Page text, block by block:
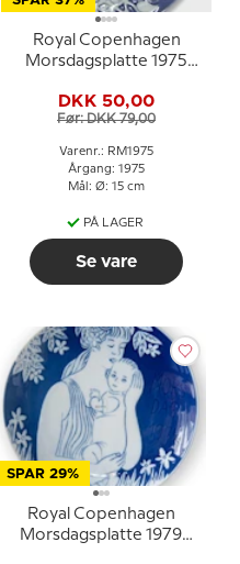
Royal Copenhagen
Morsdagsplatte 1975
DKK 50,00
Før: DKK 79,00
Varenr.: RM1975
Årgang: 1975
Mål: Ø: 15 cm
PÅ LAGER
Se vare
SPAR 29%
Royal Copenhagen
Morsdagsplatte 1979